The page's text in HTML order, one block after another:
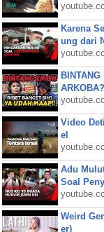
Karena
ung dari
ARKOBA?
Video
el
Adu
Soal
Weird
er)